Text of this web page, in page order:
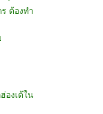
ต้องทำ
องเต้ใน